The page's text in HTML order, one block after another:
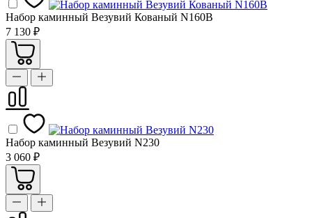
Набор каминный Везувий Кованый N160B
7 130 ₽
Набор каминный Везувий N230
3 060 ₽